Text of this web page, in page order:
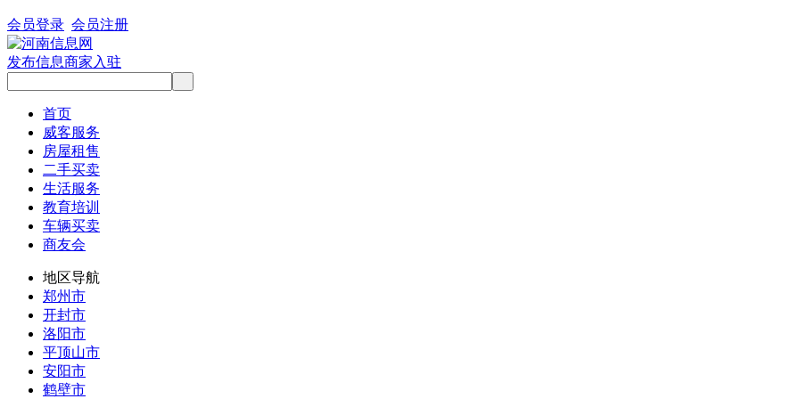
会员登录 会员注册
发布信息商家入驻
首页
威客服务
房屋租售
二手买卖
生活服务
教育培训
车辆买卖
商友会
地区导航
郑州市
开封市
洛阳市
平顶山市
安阳市
鹤壁市